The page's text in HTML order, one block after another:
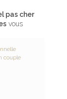
pas cher
vous
couple